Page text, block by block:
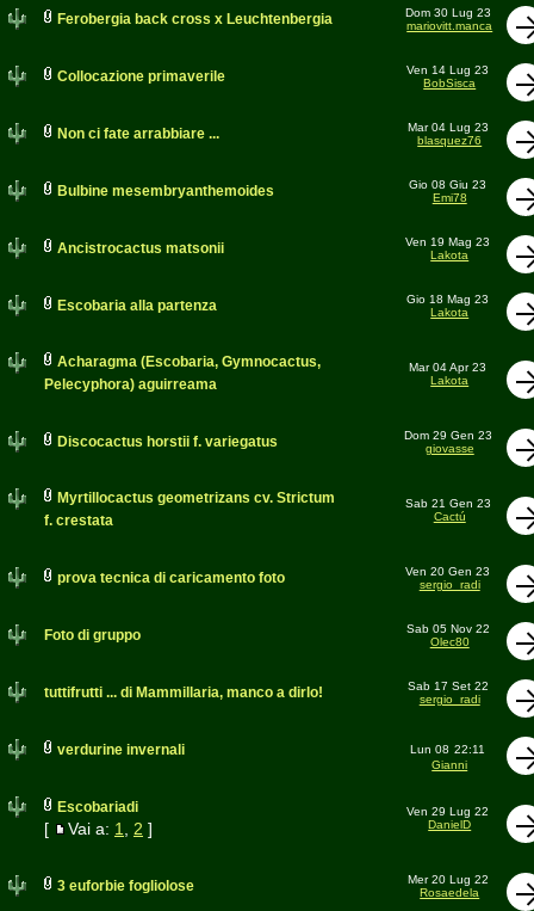
Ferobergia back cross x Leuchtenbergia
Dom 30 Lug 23
mariovitt.manca
Collocazione primaverile
Ven 14 Lug 23
BobSisca
Non ci fate arrabbiare ...
Mar 04 Lug 23
blasquez76
Bulbine mesembryanthemoides
Gio 08 Giu 23
Emi78
Ancistrocactus matsonii
Ven 19 Mag 23
Lakota
Escobaria alla partenza
Gio 18 Mag 23
Lakota
Acharagma (Escobaria, Gymnocactus,
Pelecyphora) aguirreama
Mar 04 Apr 23
Lakota
Discocactus horstii f. variegatus
Dom 29 Gen 23
giovasse
Myrtillocactus geometrizans cv. Strictum
f. crestata
Sab 21 Gen 23
Cactú
prova tecnica di caricamento foto
Ven 20 Gen 23
sergio_radi
Foto di gruppo
Sab 05 Nov 22
Olec80
tuttifrutti ... di Mammillaria, manco a dirlo!
Sab 17 Set 22
sergio_radi
verdurine invernali Lun 08 22:11
Gianni
Escobariadi
[ Vai a: 1 2 ]
Ven 29 Lug 22
DanielD
3 euforbie fogliolose
Mer 20 Lug 22
Rosaedela